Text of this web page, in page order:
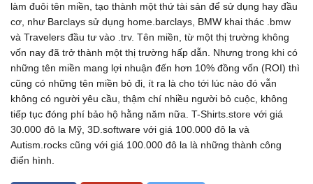
làm đuôi tên miền, tạo thành một thứ tài sản để sử dụng hay đầu
cơ, như Barclays sử dụng home.barclays, BMW khai thác .bmw
và Travelers đầu tư vào .trv. Tên miền, từ một thị trường không
vốn nay đã trở thành một thị trường hấp dẫn. Nhưng trong khi có
những tên miền mang lợi nhuận đến hơn 10% đồng vốn (ROI) thì
cũng có những tên miền bỏ đi, ít ra là cho tới lúc nào đó vẫn
không có người yêu cầu, thậm chí nhiều người bỏ cuộc, không
tiếp tục đóng phí bảo hộ hằng năm nữa. T-Shirts.store với giá
30.000 đô la Mỹ, 3D.software với giá 100.000 đô la và
Autism.rocks cũng với giá 100.000 đô la là những thành công
điển hình.